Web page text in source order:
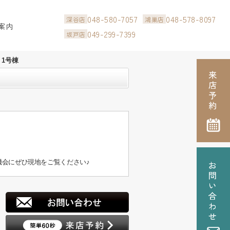
内
深谷店 048-580-7057 鴻巣店 048-578-8097
坂戸店 049-299-7399
号棟
にぜひ現地をご覧ください♪